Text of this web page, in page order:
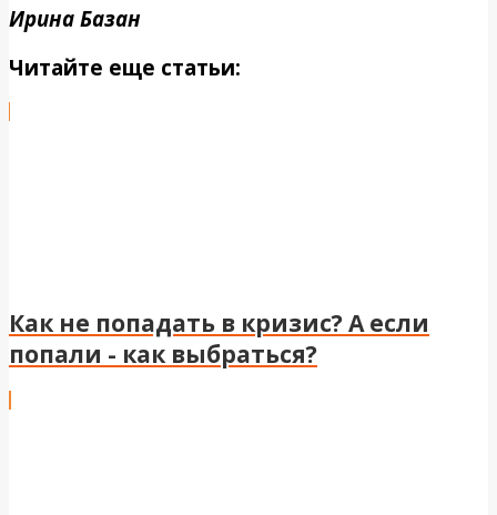
Ирина Базан
Читайте еще статьи:
Как не попадать в кризис? А если
попали - как выбраться?